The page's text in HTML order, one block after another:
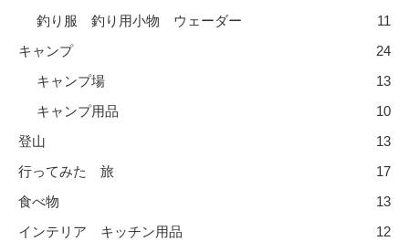
釣り服 釣り用小物 ウェーダー
11
キャンプ
24
キャンプ場
13
キャンプ用品
10
登山
13
行ってみた 旅
17
食べ物
13
インテリア キッチン用品
12